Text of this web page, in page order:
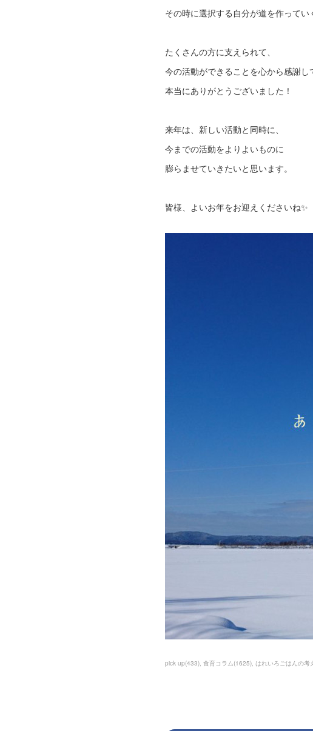
その時に選択する自分が道を作ってい
たくさんの方に支えられて、
今の活動ができることを心から感謝し
本当にありがとうございました！
来年は、新しい活動と同時に、
今までの活動をよりよいものに
膨らませていきたいと思います。
皆様、よいお年をお迎えくださいね✨
pick up(433) 食育コラム(1625) はれいろごはんの考